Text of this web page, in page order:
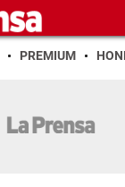
PREMIUM